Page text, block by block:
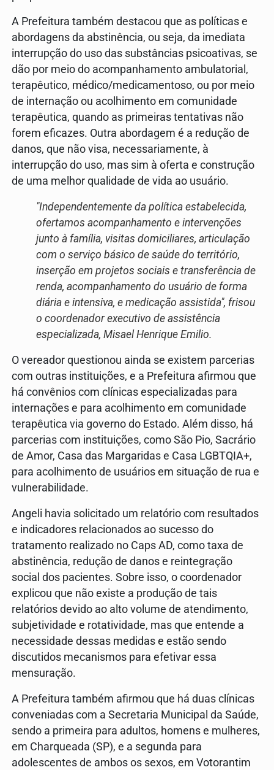
A Prefeitura também destacou que as políticas e
abordagens da abstinência, ou seja, da imediata
interrupção do uso das substâncias psicoativas, se
dão por meio do acompanhamento ambulatorial,
terapêutico, médico/medicamentoso, ou por meio
de internação ou acolhimento em comunidade
terapêutica, quando as primeiras tentativas não
forem eficazes. Outra abordagem é a redução de
danos, que não visa, necessariamente, à
interrupção do uso, mas sim à oferta e construção
de uma melhor qualidade de vida ao usuário.
"Independentemente da política estabelecida,
ofertamos acompanhamento e intervenções
junto à família, visitas domiciliares, articulação
com o serviço básico de saúde do território,
inserção em projetos sociais e transferência de
renda, acompanhamento do usuário de forma
diária e intensiva, e medicação assistida", frisou
o coordenador executivo de assistência
especializada, Misael Henrique Emilio.
O vereador questionou ainda se existem parcerias
com outras instituições, e a Prefeitura afirmou que
há convênios com clínicas especializadas para
internações e para acolhimento em comunidade
terapêutica via governo do Estado. Além disso, há
parcerias com instituições, como São Pio, Sacrário
de Amor, Casa das Margaridas e Casa LGBTQIA+,
para acolhimento de usuários em situação de rua e
vulnerabilidade.
Angeli havia solicitado um relatório com resultados
e indicadores relacionados ao sucesso do
tratamento realizado no Caps AD, como taxa de
abstinência, redução de danos e reintegração
social dos pacientes. Sobre isso, o coordenador
explicou que não existe a produção de tais
relatórios devido ao alto volume de atendimento,
subjetividade e rotatividade, mas que entende a
necessidade dessas medidas e estão sendo
discutidos mecanismos para efetivar essa
mensuração.
A Prefeitura também afirmou que há duas clínicas
conveniadas com a Secretaria Municipal da Saúde,
sendo a primeira para adultos, homens e mulheres,
em Charqueada (SP), e a segunda para
adolescentes de ambos os sexos, em Votorantim